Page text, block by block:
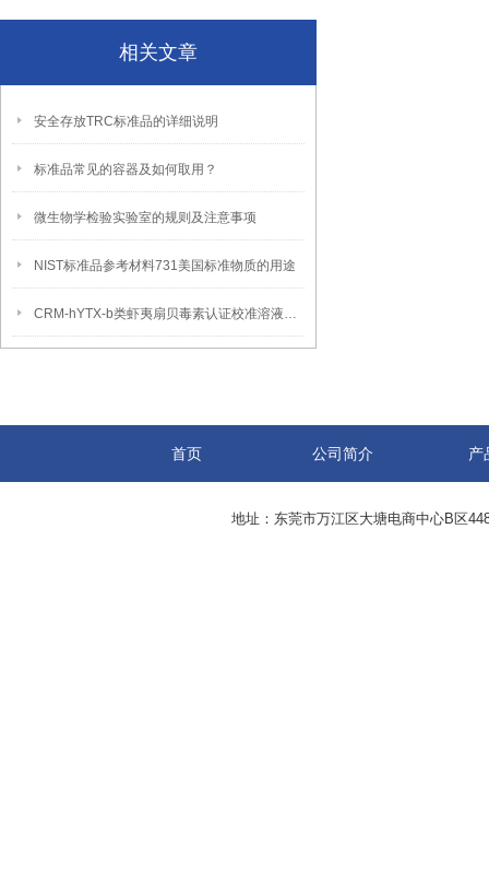
相关文章
安全存放TRC标准品的详细说明
标准品常见的容器及如何取用？
微生物学检验实验室的规则及注意事项
NIST标准品参考材料731美国标准物质的用途
CRM-hYTX-b类虾夷扇贝毒素认证校准溶液预期用途
首页 公司简介 产
地址：东莞市万江区大塘电商中心B区